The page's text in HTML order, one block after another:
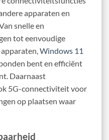
apparaten en
snelle en
tot eenvoudige
Windows 11
bent en efficiënt
Daarnaast
5G-connectiviteit voor
op plaatsen waar